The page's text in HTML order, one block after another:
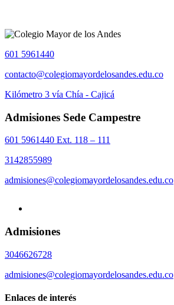
601 5961440
contacto@colegiomayordelosandes.edu.co
Kilómetro 3 vía Chía - Cajicá
Admisiones Sede Campestre
601 5961440 Ext. 118 – 111
3142855989
admisiones@colegiomayordelosandes.edu.co
Admisiones
3046626728
admisiones@colegiomayordelosandes.edu.co
Enlaces de interés